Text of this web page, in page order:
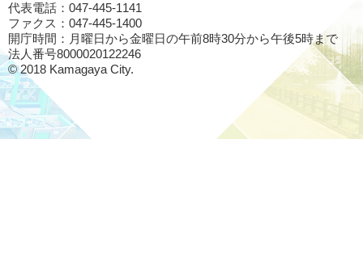
代表電話：047-445-1141
ファクス：047-445-1400
開庁時間：月曜日から金曜日の午前8時30分から午後5時まで
法人番号8000020122246
© 2018 Kamagaya City.